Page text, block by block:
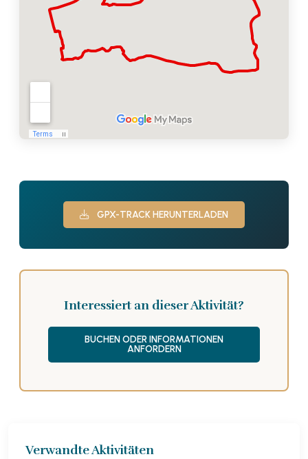
GPX-TRACK HERUNTERLADEN
Interessiert an dieser Aktivität?
BUCHEN ODER INFORMATIONEN
ANFORDERN
Verwandte Aktivitäten